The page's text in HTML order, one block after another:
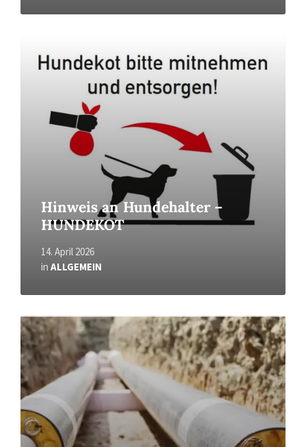
Hinweis an Hundehalter –
HUNDEKOT
14. April 2026
in ALLGEMEIN
More
Read
More